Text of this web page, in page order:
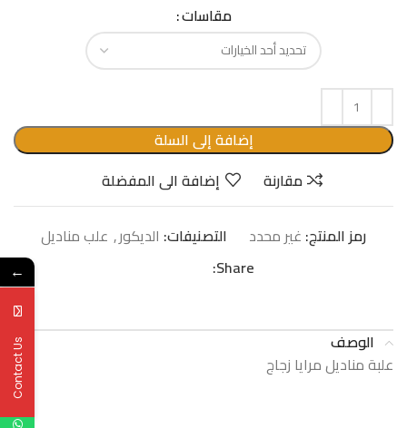
مقاسات
إضافة إلى السلة
مقارنة
إضافة الى المفضلة
رمز المنتج: غير محدد التصنيفات: الدیكور, علب مناديل
Share:
الوصف
علبة مناديل مرايا زجاج
←
Contact Us